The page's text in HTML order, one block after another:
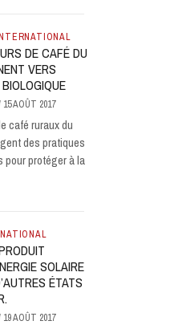
DE CAFÉ DU
VERS
15 AOÛT 2017
café ruraux du
des pratiques
protéger à la
SOLAIRE
ÉTATS
19 AOÛT 2017